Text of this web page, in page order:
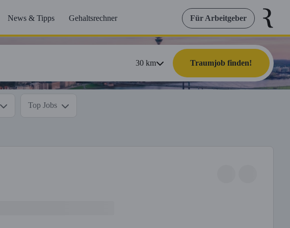
News & Tipps Gehaltsrechner Für Arbeitgeber
30km Traumjob finden!
Top Jobs